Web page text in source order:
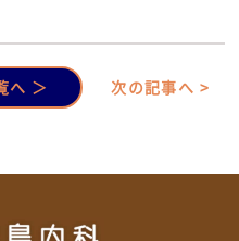
へ ＞ 次の記事へ >